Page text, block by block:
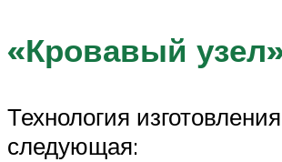
«Кровавый
Технология изготовления
следующая: